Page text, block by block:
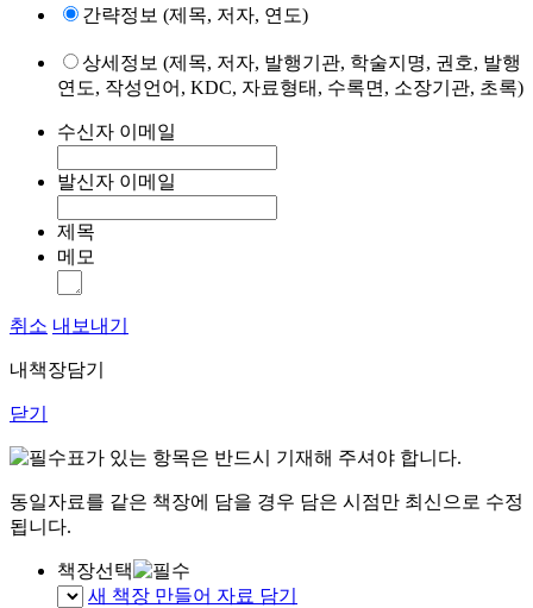
간략정보 (제목, 저자, 연도)
상세정보 (제목, 저자, 발행기관, 학술지명, 권호, 발행
연도, 작성언어, KDC, 자료형태, 수록면, 소장기관, 초록)
수신자 이메일
발신자 이메일
제목
메모
취소 내보내기
내책장담기
닫기
표가 있는 항목은 반드시 기재해 주셔야 합니다.
동일자료를 같은 책장에 담을 경우 담은 시점만 최신으로 수정
됩니다.
책장선택
새 책장 만들어 자료 담기